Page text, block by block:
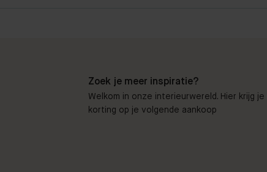
Zoek je meer inspiratie?
Welkom in onze interieurwereld. Hier krijg
korting op je volgende aankoop